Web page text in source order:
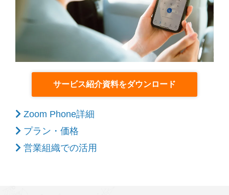
サービス紹介資料をダウンロード
Zoom Phone詳細
プラン・価格
営業組織での活用